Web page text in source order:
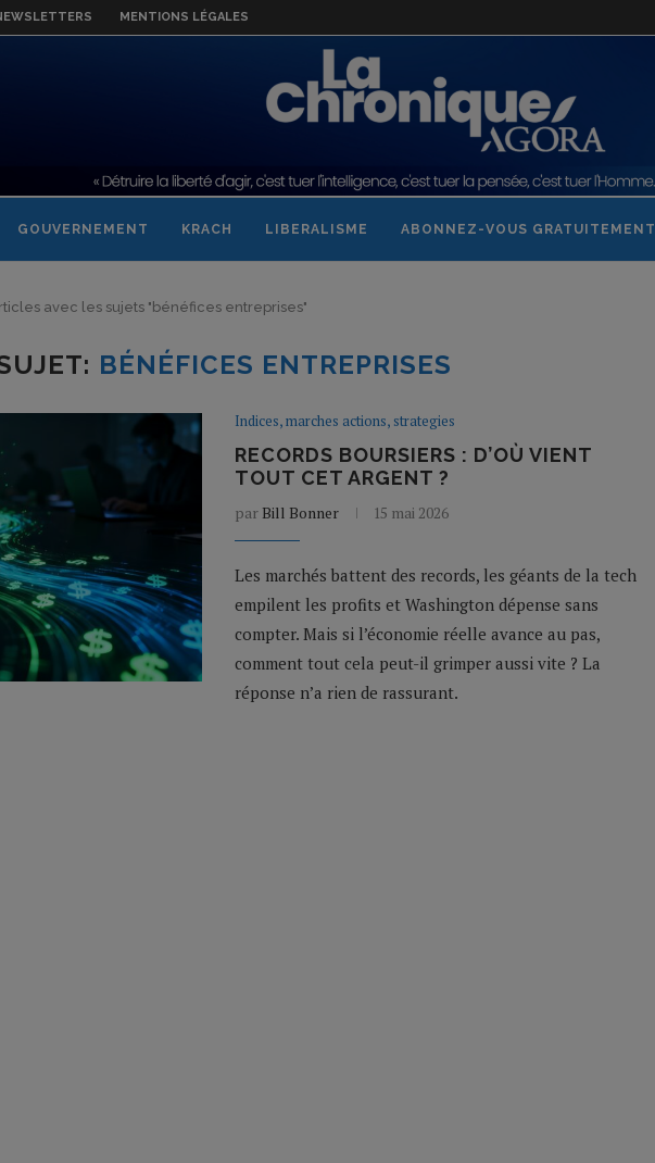
MENTIONS LÉGALES
GOUVERNEMENT KRACH LIBERALISME ABONNEZ-VOUS GRATUITEMENT
avec les sujets "bénéfices entreprises"
BÉNÉFICES ENTREPRISES
Indices, marches actions, strategies
RECORDS BOURSIERS : D’OÙ VIENT
TOUT CET ARGENT ?
par Bill Bonner 15 mai 2026
Les marchés battent des records, les géants de la tech
empilent les profits et Washington dépense sans
compter. Mais si l’économie réelle avance au pas,
comment tout cela peut-il grimper aussi vite ? La
réponse n’a rien de rassurant.